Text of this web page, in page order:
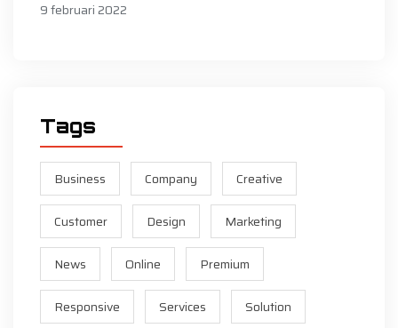
9 februari 2022
Tags
Business Company Creative
Customer Design Marketing
News Online Premium
Responsive Services Solution